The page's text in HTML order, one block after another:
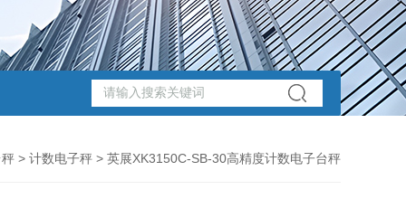
> 计数电子秤 > 英展XK3150C-SB-30高精度计数电子台秤